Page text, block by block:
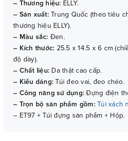
– Thương hiệu: ELLY.
– Sản xuất:Trung Quốc (theo tiêu
thương hiệu ELLY).
– Màu sắc: Đen.
– Kích thước: 25.5 x 14.5 x 6 cm
độ dày).
– Chất liệu: Da thật cao cấp.
– Kiểu dáng:Túi đeo vai, đeo chéo.
– Công năng sử dụng: Đựng điện
– Trọn bộ sản phẩm gồm: Túi xách
– ET97 + Túi đựng sản phẩm + Hộp.